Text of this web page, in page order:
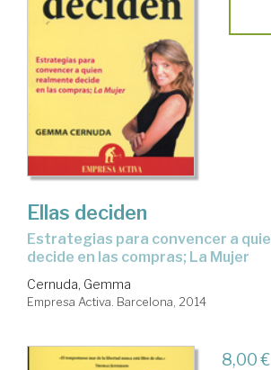
Ellas deciden
estrategias para convencer a quien realmente
decide en las compras; La Mujer
Cernuda, Gemma
Empresa Activa. Barcelona, 2014
8,00 €